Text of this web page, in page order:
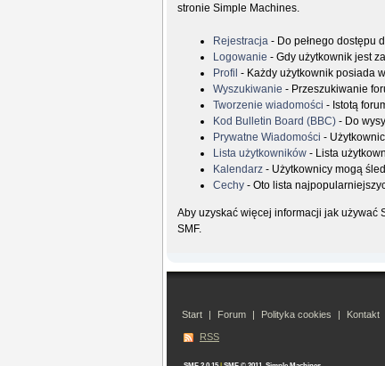
stronie Simple Machines.
Rejestracja - Do pełnego dostępu
Logowanie - Gdy użytkownik jest
Profil - Każdy użytkownik posiada
Wyszukiwanie - Przeszukiwanie
Tworzenie wiadomości - Istotą
Kod Bulletin Board (BBC) - Do
Prywatne Wiadomości -
Lista użytkowników - Lista
Kalendarz - Użytkownicy mogą
Cechy - Oto lista
Aby uzyskać więcej informacji jak używać
SMF.
Start | Forum | Polityka cookies | Kontakt
RSS